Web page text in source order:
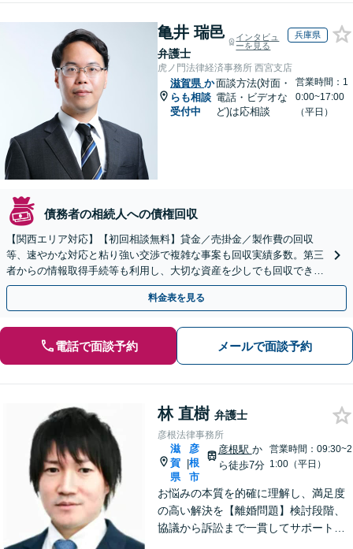
亀井 瑞邑
弁護士
インタビュ
ーを見る
兵庫県
虎ノ門法律経済事務所 西宮支店
滋賀県 か
らも相談
受付中
面談方法(対面・
電話・ビデオな
ど)は応相談
営業時間：1
0:00~17:00
（平日）
債務者の相続人への債権回収
【関西エリア対応】【初回相談無料】貸金／売掛金／製作費の回収
等、速やかな対応と粘り強い交渉で複雑な事案も回収実績多数。第三
者からの情報取得手続等も利用し、大切な資産を少しでも回収できる
よう尽力します【フリーランス・個人事業主のご相談も対応】
料金表を見る
電話で面談予約 メールで面談予約
林 直樹 弁護士
彦根法律事務所
滋
賀
県
|
彦
根
市
彦根駅 か
ら徒歩7分
営業時間：09:30~2
1:00（平日）
お悩みの本質を的確に理解し、満足度
の高い解決を【離婚問題】検討段階、
協議から訴訟まで一貫してサポート